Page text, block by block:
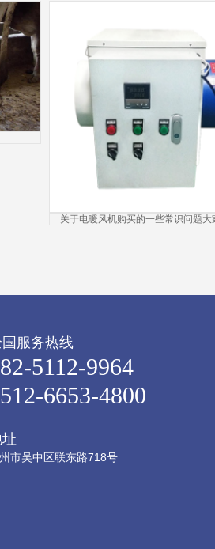
关于电暖风机购买的一些常识问题大
服务热线
5112-9964
6653-4800
市吴中区联东路718号